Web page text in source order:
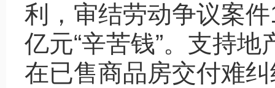
利，审结劳动争议案
亿元“辛苦钱”。支持
在已售商品房交付难